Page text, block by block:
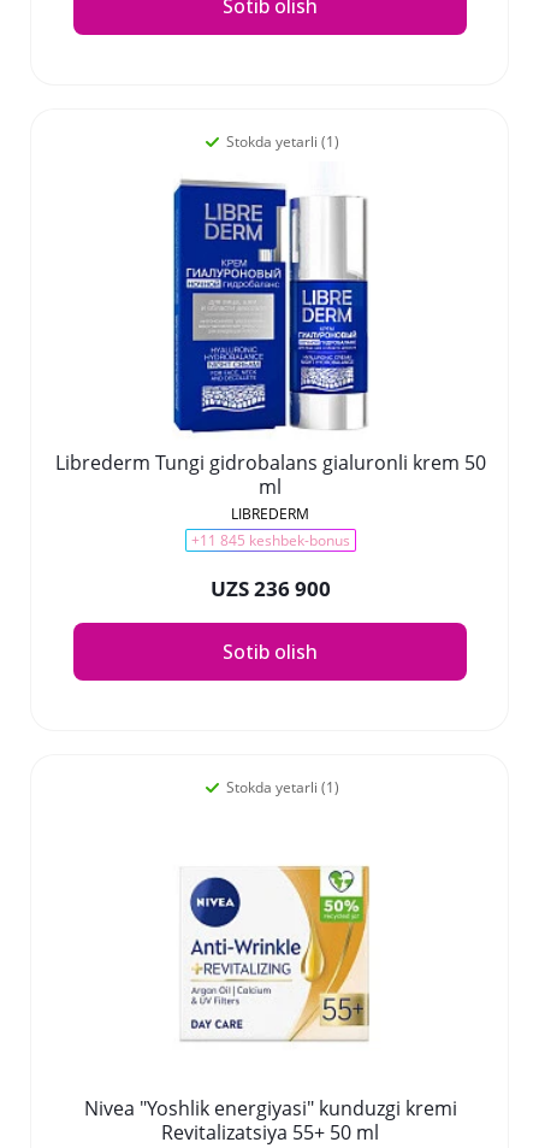
Sotib olish
Stokda yetarli (1)
Librederm Tungi gidrobalans gialuronli krem 50
ml
LIBREDERM
+11 845 keshbek-bonus
UZS 236 900
Sotib olish
Stokda yetarli (1)
Nivea "Yoshlik energiyasi" kunduzgi kremi
Revitalizatsiya 55+ 50 ml